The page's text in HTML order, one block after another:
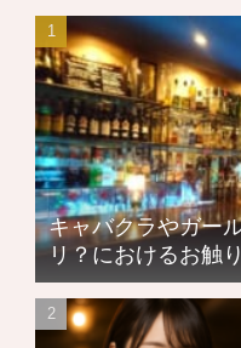
キャバクラやガー
リ？におけるお触